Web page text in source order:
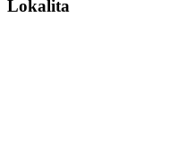
Lokalita